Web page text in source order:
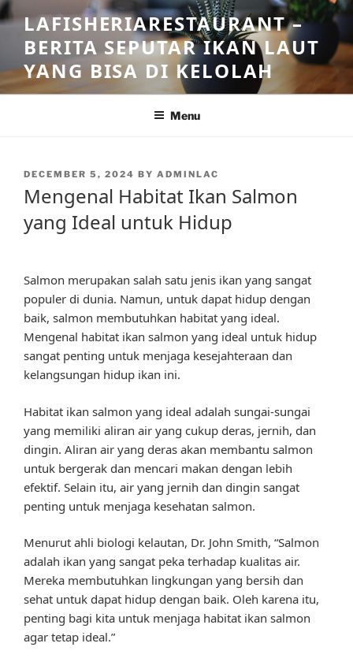
Skip
to
content
LAFISHERIARESTAURANT –
BERITA SEPUTAR IKAN LAUT
YANG BISA DI KELOLAH
Menu
POSTED
DECEMBER 5, 2024 BY ADMINLAC
Mengenal Habitat Ikan Salmon
yang Ideal untuk Hidup
Salmon merupakan salah satu jenis ikan yang sangat
populer di dunia. Namun, untuk dapat hidup dengan
baik, salmon membutuhkan habitat yang ideal.
Mengenal habitat ikan salmon yang ideal untuk hidup
sangat penting untuk menjaga kesejahteraan dan
kelangsungan hidup ikan ini.
Habitat ikan salmon yang ideal adalah sungai-sungai
yang memiliki aliran air yang cukup deras, jernih, dan
dingin. Aliran air yang deras akan membantu salmon
untuk bergerak dan mencari makan dengan lebih
efektif. Selain itu, air yang jernih dan dingin sangat
penting untuk menjaga kesehatan salmon.
Menurut ahli biologi kelautan, Dr. John Smith, “Salmon
adalah ikan yang sangat peka terhadap kualitas air.
Mereka membutuhkan lingkungan yang bersih dan
sehat untuk dapat hidup dengan baik. Oleh karena itu,
penting bagi kita untuk menjaga habitat ikan salmon
agar tetap ideal.”